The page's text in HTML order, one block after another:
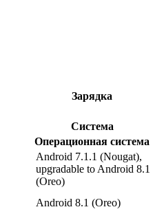
Зарядка
Система
Операционная система
Android 7.1.1 (Nougat),
upgradable to Android 8.1
(Oreo)
Android 8.1 (Oreo)